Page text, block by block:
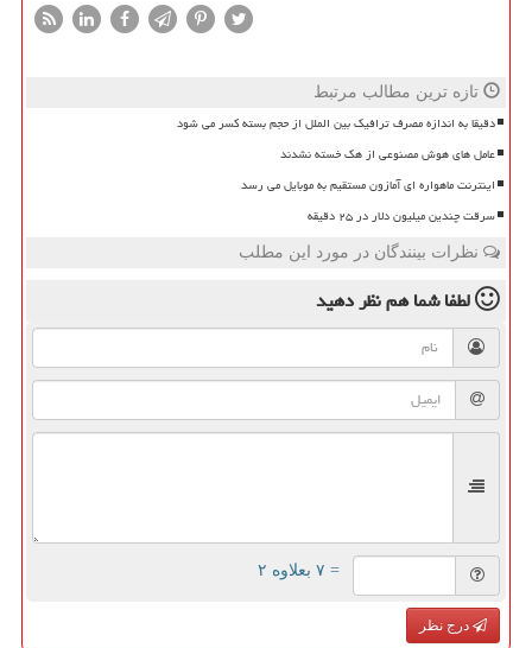
تازه ترین مطالب مرتبط
دقیقا به اندازه مصرف ترافیک بین الملل از حجم بسته کسر می شود
عامل های هوش مصنوعی از هک خسته نشدند
اینترنت ماهواره ای آمازون مستقیم به موبایل می رسد
سرقت چندین میلیون دلار در ۲۵ دقیقه
نظرات بینندگان در مورد این مطلب
لطفا شما همنظر دهید
= ۷ بعلاوه ۲
درج نظر